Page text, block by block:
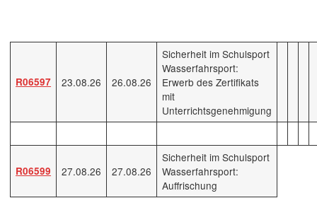
R06597 23.08.26 26.08.26
Sicherheit im Schulsport
Wasserfahrsport:
Erwerb des Zertifikats
mit
Unterrichtsgenehmigung
R06599 27.08.26 27.08.26
Sicherheit im Schulsport
Wasserfahrsport:
Auffrischung